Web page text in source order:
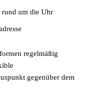
rund um die Uhr
regelmäßig
gegenüber dem